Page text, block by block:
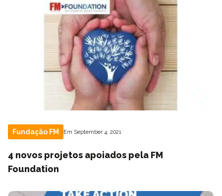
Fundação FM Em September 4, 2021
4 novos projetos apoiados pela FM
Foundation